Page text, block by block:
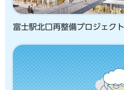
富士駅北口再整備プロジェクト